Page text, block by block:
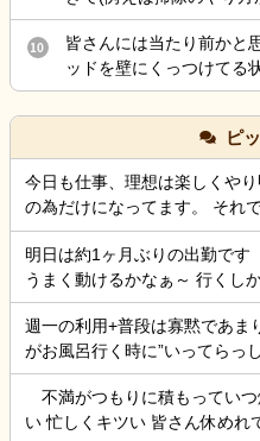
がよいことや、今後の進
れば教えていただきたいです。 施設を責め
気持ちではなく、今後の
思い投稿しました。 同様の事例やご経験がありました
ら、差し支えない範囲で
す。 よろしくお願いい
を一時的に入院させる事
が大嫌いなので、今日病
との事でした。 夕食も
の腰の状態は、それなり
が、頭が熱中症でボワッ
いにいけない状態です。
状況を相談したら、絶対
いと怒られました。 以前
するので、それを抑える
いので、入れていいのか
その煮え切らない自分に
っている事は分かってい
司屋のランチ 風呂に入れ
晩食事を作り 夜中は、ト
もらう毎日 約5年やって来ましたが限界を感じていると
けど最後の嫌がらせ？
10
皆さんには当たり前かと
ッドを壁にくっつけてる
ッド柵を差し込むのは拘
が、皆さんどう思いますか？ ちなみに自分は
柵を入れても足を下ろし
者でそう習った事もあり
が…今働いてる施設の拘
ピ
今日も仕事、理想は楽しくや
の為だけになってます。 それ
ていけているのでましなので
がなく職探ししている時だっ
それにしても古株は、好き勝
株の時は、そんなに仕事行く
くやっていました。 転職は後
手くいかないのは確かですね
明日は約1ヶ月ぶりの出勤です
うまく動けるかなぁ～ 行くし
不安！
週一の利用+普段は寡黙であま
がお風呂行く時に”いってらっ
に行く？！？”と返してくれた
なことがあるからこの仕事っ
4ヶ月弱しか経ってないけど。
不満がつもりに積もってい
い 忙しくキツい 皆さん